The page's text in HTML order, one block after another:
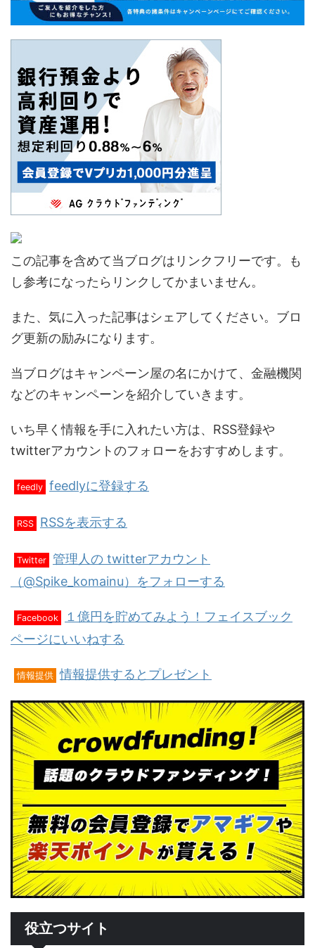
この記事を含めて当ブログはリンクフリーです。も
し参考になったらリンクしてかまいません。
また、気に入った記事はシェアしてください。ブロ
グ更新の励みになります。
当ブログはキャンペーン屋の名にかけて、金融機関
などのキャンペーンを紹介していきます。
いち早く情報を手に入れたい方は、RSS登録や
twitterアカウントのフォローをおすすめします。
feedly feedlyに登録する
RSS RSSを表示する
Twitter 管理人の twitterアカウント
（@Spike_komainu）をフォローする
Facebook
１億円を貯めてみよう！フェイスブック
ページにいいねする
情報提供 情報提供するとプレゼント
役立つサイト